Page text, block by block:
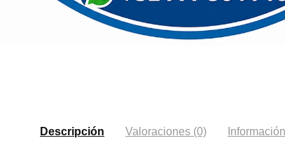
Descripción Valoraciones (0)